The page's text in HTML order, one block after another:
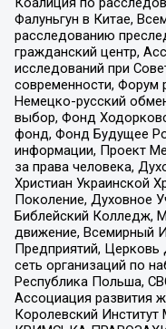
Фалуньгун в Китае,
расследованию
гражданский центр,
исследований при
современности, Форум
Немецко-русский
выбор, Фонд
фонд, Фонд Будущее
информации, Проект
за права человека,
Христиан Украинской
Поколение, Духовное
Библейский Колледж,
движение, Всемирный
Предприятий, Церковь
сеть организаций по
Республика Польша,
Ассоциация развития
Королевский